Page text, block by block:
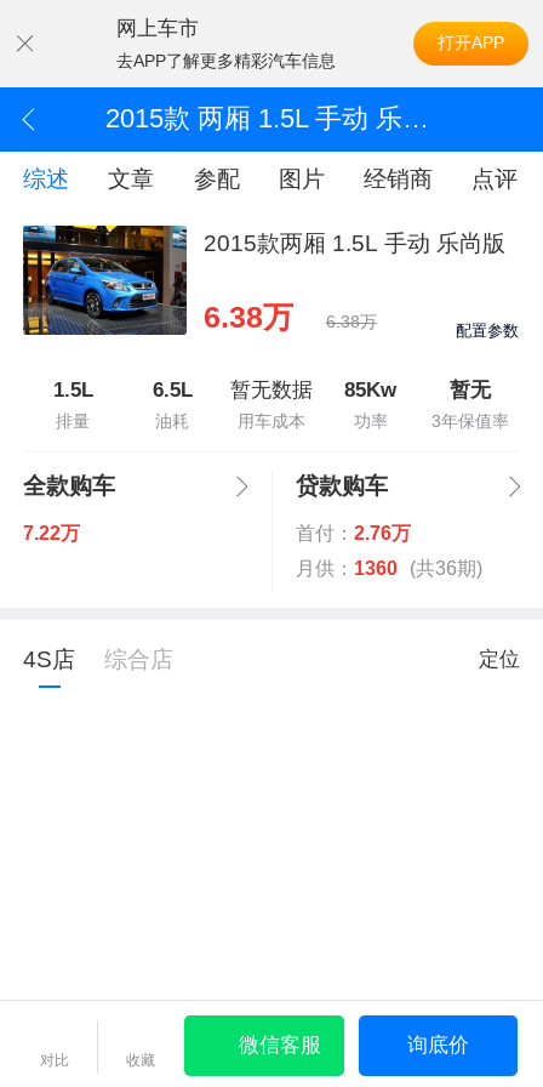
网上车市
去APP了解更多精彩汽车信息
打开APP
2015款 两厢 1.5L 手动 乐尚版
综述 文章 参配 图片 经销商 点评
2015款两厢 1.5L 手动 乐尚版
6.38万 6.38万 配置参数
1.5L
排量
6.5L
油耗
暂无数据
用车成本
85Kw
功率
暂无
3年保值率
全款购车
7.22万
贷款购车
首付： 2.76万
月供： 1360 (共36期)
4S店 综合店 定位
对比 收藏
微信客服 询底价